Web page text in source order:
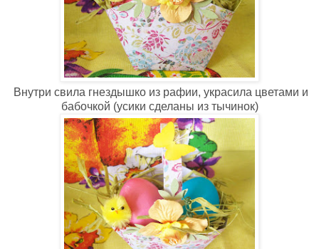
Внутри свила гнездышко из рафии, украсила цветами и
бабочкой (усики сделаны из тычинок)